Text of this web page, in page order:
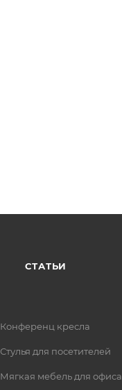
СТАТЬИ
Конференц кресла
Стулья для посетителей
Мягкая мебель для офиса